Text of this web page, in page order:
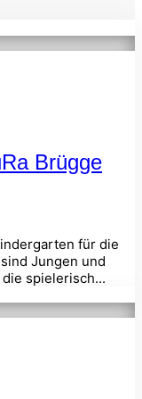
Brügge
für die
Jungen und
spielerisch...